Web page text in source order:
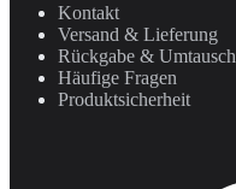
Kontakt
Versand & Lieferung
Rückgabe & Umtausch
Häufige Fragen
Produktsicherheit